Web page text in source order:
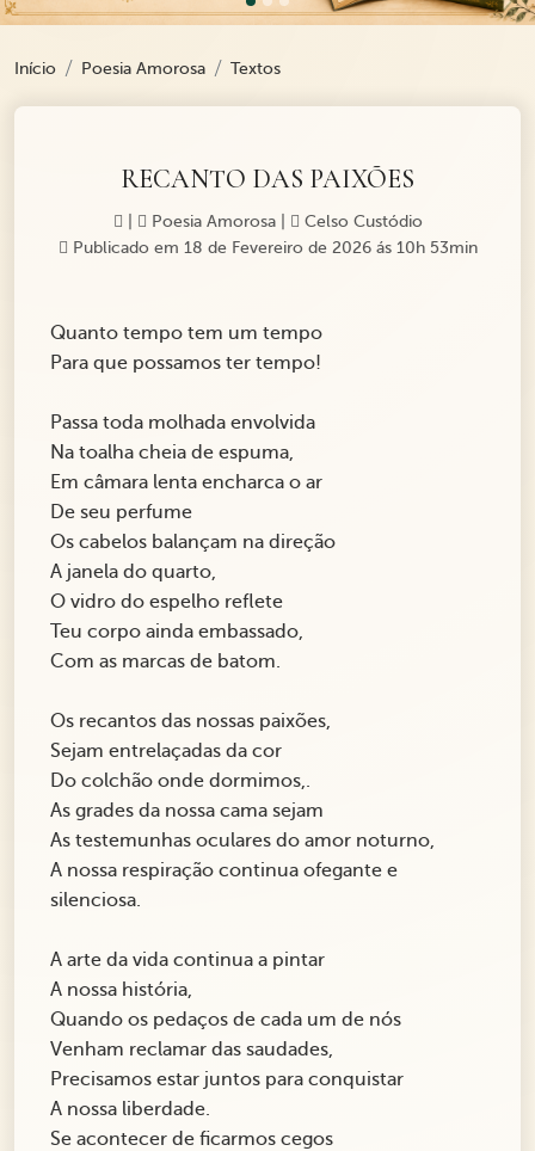
Início Poesia Amorosa Textos
RECANTO DAS PAIXÕES
Poesia Amorosa|
Celso Custódio
Publicado em 18 de Fevereiro de 2026 ás 10h 53min
Quanto tempo tem um tempo
Para que possamos ter tempo!
Passa toda molhada envolvida
Na toalha cheia de espuma,
Em câmara lenta encharca o ar
De seu perfume
Os cabelos balançam na direção
A janela do quarto,
O vidro do espelho reflete
Teu corpo ainda embassado,
Com as marcas de batom.
Os recantos das nossas paixões,
Sejam entrelaçadas da cor
Do colchão onde dormimos,.
As grades da nossa cama sejam
As testemunhas oculares do amor noturno,
A nossa respiração continua ofegante e
silenciosa.
A arte da vida continua a pintar
A nossa história,
Quando os pedaços de cada um de nós
Venham reclamar das saudades,
Precisamos estar juntos para conquistar
A nossa liberdade.
Se acontecer de ficarmos cegos